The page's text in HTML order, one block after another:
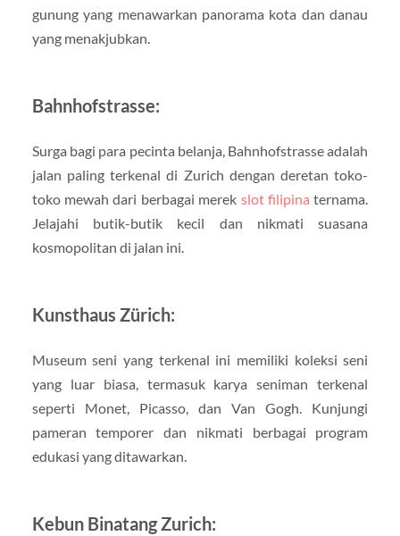
gunung yang menawarkan panorama kota dan danau
yang menakjubkan.
Bahnhofstrasse:
Surga bagi para pecinta belanja, Bahnhofstrasse adalah
jalan paling terkenal di Zurich dengan deretan toko-
toko mewah dari berbagai merek slot filipina ternama.
Jelajahi butik-butik kecil dan nikmati suasana
kosmopolitan di jalan ini.
Kunsthaus Zürich:
Museum seni yang terkenal ini memiliki koleksi seni
yang luar biasa, termasuk karya seniman terkenal
seperti Monet, Picasso, dan Van Gogh. Kunjungi
pameran temporer dan nikmati berbagai program
edukasi yang ditawarkan.
Kebun Binatang Zurich: